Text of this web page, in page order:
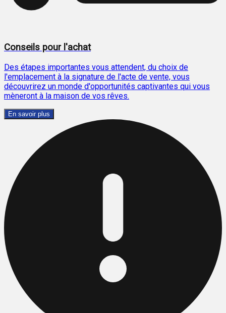
Conseils pour l'achat
Des étapes importantes vous attendent, du choix de
l'emplacement à la signature de l'acte de vente, vous
découvrirez un monde d'opportunités captivantes qui vous
mèneront à la maison de vos rêves.
En savoir plus